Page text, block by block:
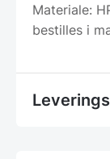
Materiale:
bestilles i